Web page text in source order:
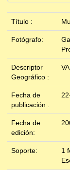
Título :
Fotógrafo:
Descriptor
Geográfico :
Fecha de
publicación :
Fecha de
edición:
Soporte:
1